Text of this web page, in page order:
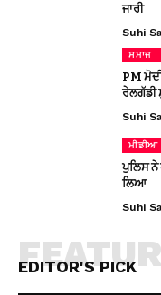
ਜਾਰੀ
Suhi
ਸਮਾਜ
PM
ਰੇਲਗੱਡੀ
Suhi
ਮੀਡੀਆ
ਪੁਲਿਸ ਨੇ
ਲਿਆ
Suhi
EDITOR'S PICK